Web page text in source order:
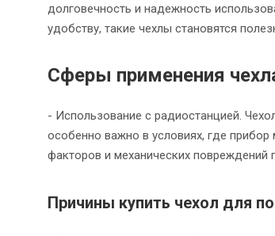
долговечность и надежность
удобству, такие чехлы становятся
Сферы применения
- Использование с радиостанцией.
особенно важно в условиях, где
факторов и механических повреждений
Причины купить чехол для